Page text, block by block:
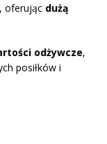
oferując dużą
odżywcze,
posiłków i